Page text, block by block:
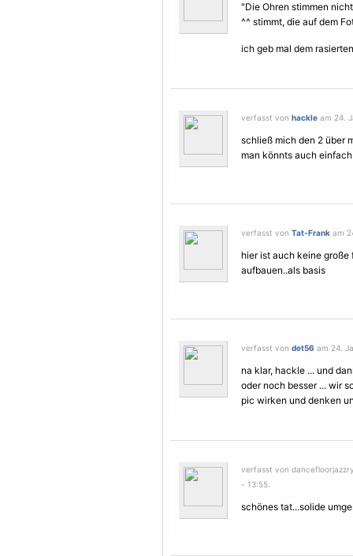
"Die Ohren stimmen
^^ stimmt, die auf dem
ich geb mal dem
verfasst von hackle am 24.
schließ mich den 2 über
man könnts auch
verfasst von Tat-Frank am
hier ist auch keine
aufbauen..als basis
verfasst von det56 am 24.
na klar, hackle ... und
oder noch besser ... wir
pic wirken und denken
verfasst von
- 13:55.
schönes tat...solide